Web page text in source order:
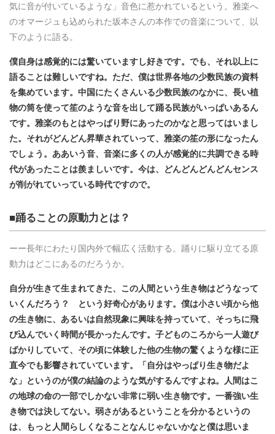
気に音が付いているような」音色に惹かれているという。雅楽へ
のオマージュも込められた坂本さんの本作での音楽について、以
下のように語る。
僕自身は感覚的には驚いていますし好きです。でも、それ以上に
語ることは難しいですね。ただ、僕は世界各地の少数民族の資料
を集めています。中国にたくさんいる少数民族のなかに、長い植
物の筒を使って笙のような音を出して踊る民族がいっぱいあるん
です。雅楽のもとはやっぱり野にあったのかなと思ってはいまし
た。それがどんどん昇華されていって、雅楽の笙の形になったん
でしょう。ああいう音、音楽に多くの人が感覚的に共調できる時
代があったことは羨ましいです。今は、どんどんどんどんセンス
が削がれていっている時代ですので。
■踊ることの原動力とは？
ーー長年にわたり国内外で幅広く活動する。踊りに駆り立てる原
動力はどこにあるのだろうか。
自分が生きて生まれてきた、この人間という生き物はどうなって
いくんだろう？ という好奇心があります。僕は小さい頃から他
の生き物に、あるいは自然現象に興味を持っていて、そっちに飛
び込んでいく時間が長かったんです。子どものころから一人遊び
ばかりしていて、その頃に体験した他の生物の驚くような様に正
直今でも影響されていています。「自分はやっぱり生き物だよ
な」というのが僕の結論のような気がするんですよね。人間はこ
の地球の命の一部でしかない非常に弱い生き物です。一番強い生
き物では決してない。弱さがあるということを分かるというの
は、もっと人間らしくなることなんじゃないかなと僕は思いま